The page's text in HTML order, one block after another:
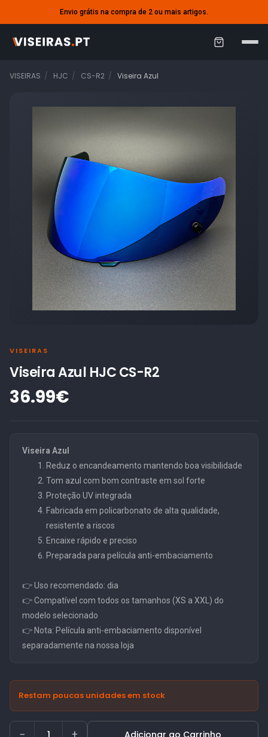
Envio grátis na compra de 2 ou mais artigos.
C
r
o
VISEIRAS HJC CS-R2 Viseira Azul
VISEIRAS
Viseira Azul HJC CS-R2
36.99€
Viseira Azul
Reduz o encandeamento mantendo boa visibilidade
Tom azul com bom contraste em sol forte
Proteção UV integrada
Fabricada em policarbonato de alta qualidade,
resistente a riscos
Encaixe rápido e preciso
Preparada para película anti-embaciamento
👉 Uso recomendado: dia
👉 Compatível com todos os tamanhos (XS a XXL) do
modelo selecionado
👉 Nota: Película anti-embaciamento disponível
separadamente na nossa loja
Restam poucas unidades em stock
− + Adicionar ao Carrinho